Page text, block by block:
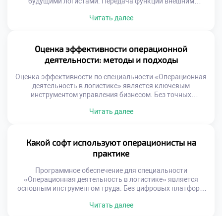
стратегическое решение требует глубокого анализа и
оценивать целесообразность аутсорсинга отличает
квалифицированного специалиста. Логистические
компании активно используют внешние ресурсы для
Читать далее
Оценка эффективности операционной
деятельности: методы и подходы
Оценка эффективности по специальности «Операционная
деятельность в логистике» является ключевым
инструментом управления бизнесом. Без точных
предприятии. Грамотный анализ данных превращает
производство. Теоретическое понимание показателей
формирует аналитический склад ума. Работодатели ждут
от выпускников умения читать цифры […]
Читать далее
Какой софт используют операционисты на
практике
Программное обеспечение для специальности
«Операционная деятельность в логистике» является
основным инструментом труда. Без цифровых платформ
невозможно представить. Специалист проводит за
Читать далее